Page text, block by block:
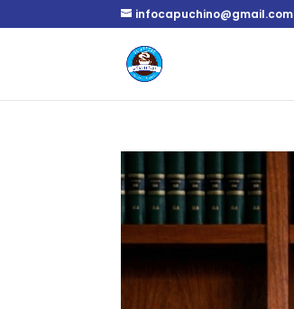
infocapuchino@gmail.com